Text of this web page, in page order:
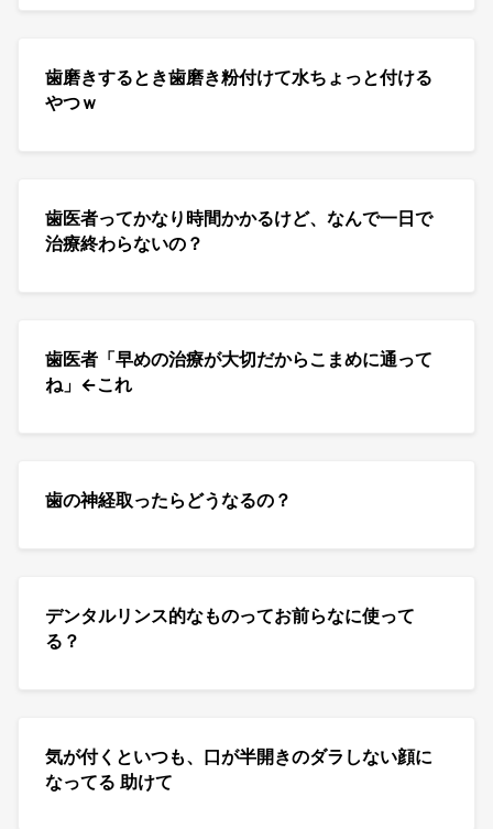
歯磨きするとき歯磨き粉付けて水ちょっと付ける
やつｗ
歯医者ってかなり時間かかるけど、なんで一日で
治療終わらないの？
歯医者「早めの治療が大切だからこまめに通って
ね」←これ
歯の神経取ったらどうなるの？
デンタルリンス的なものってお前らなに使って
る？
気が付くといつも、口が半開きのダラしない顔に
なってる 助けて